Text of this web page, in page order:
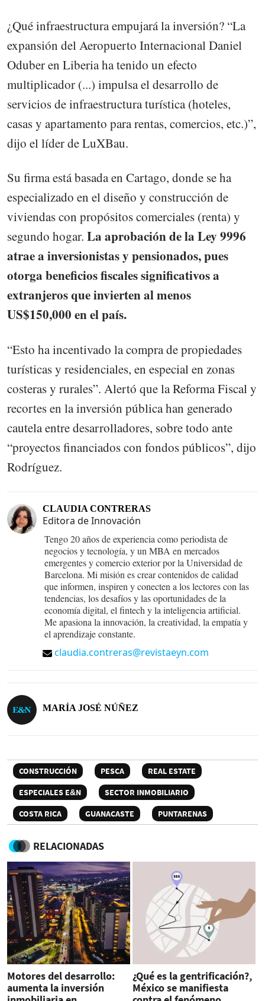
¿Qué infraestructura empujará la inversión? “La
expansión del Aeropuerto Internacional Daniel
Oduber en Liberia ha tenido un efecto
multiplicador (...) impulsa el desarrollo de
servicios de infraestructura turística (hoteles,
casas y apartamento para rentas, comercios, etc.)”,
dijo el líder de LuXBau.
Su firma está basada en Cartago, donde se ha
especializado en el diseño y construcción de
viviendas con propósitos comerciales (renta) y
segundo hogar. La aprobación de la Ley 9996
atrae a inversionistas y pensionados, pues
otorga beneficios fiscales significativos a
extranjeros que invierten al menos
US$150,000 en el país.
“Esto ha incentivado la compra de propiedades
turísticas y residenciales, en especial en zonas
costeras y rurales”. Alertó que la Reforma Fiscal y
recortes en la inversión pública han generado
cautela entre desarrolladores, sobre todo ante
“proyectos financiados con fondos públicos”, dijo
Rodríguez.
CLAUDIA CONTRERAS
Editora de Innovación
Tengo 20 años de experiencia como periodista de
negocios y tecnología, y un MBA en mercados
emergentes y comercio exterior por la Universidad de
Barcelona. Mi misión es crear contenidos de calidad
que informen, inspiren y conecten a los lectores con las
tendencias, los desafíos y las oportunidades de la
economía digital, el fintech y la inteligencia artificial.
Me apasiona la innovación, la creatividad, la empatía y
el aprendizaje constante.
claudia.contreras@revistaeyn.com
MARÍA JOSÉ NÚÑEZ
CONSTRUCCIÓN PESCA
REAL ESTATE
ESPECIALES E&N
SECTOR INMOBILIARIO
COSTA RICA
GUANACASTE PUNTARENAS
RELACIONADAS
Motores del desarrollo:
aumenta la inversión
¿Qué es la gentrificación?,
México se manifiesta